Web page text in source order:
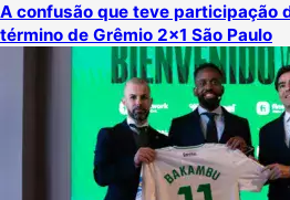
A confusão que teve participação
término de Grêmio 2×1 São Paulo